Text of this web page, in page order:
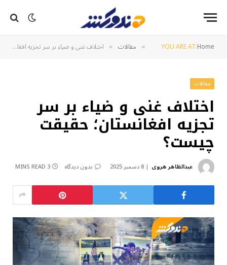
YOU ARE AT:Home
» مقالات » اختلاف غنی و ضیاء بر سر تجزیه افغانستان؛ حقیقت چیست؟
مقالات
اختلاف غنی و ضیاء بر سر
تجزیه افغانستان؛ حقیقت
چیست؟
عبدالظاهر هروی 8 دسمبر 2025 بدون دیدگاه 3 MINS READ